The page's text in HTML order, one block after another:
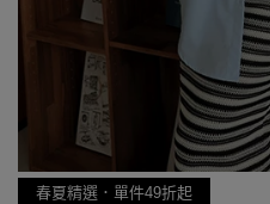
春夏精選．單件49折起